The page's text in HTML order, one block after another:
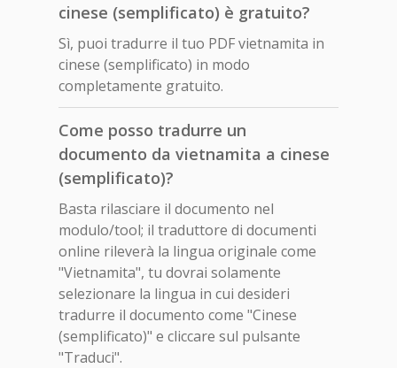
cinese (semplificato) è gratuito?
Sì, puoi tradurre il tuo PDF vietnamita in
cinese (semplificato) in modo
completamente gratuito.
Come posso tradurre un
documento da vietnamita a cinese
(semplificato)?
Basta rilasciare il documento nel
modulo/tool; il traduttore di documenti
online rileverà la lingua originale come
"Vietnamita", tu dovrai solamente
selezionare la lingua in cui desideri
tradurre il documento come "Cinese
(semplificato)" e cliccare sul pulsante
"Traduci".